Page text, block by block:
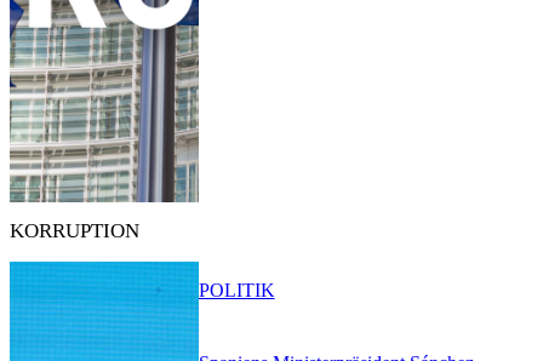
KORRUPTION
POLITIK